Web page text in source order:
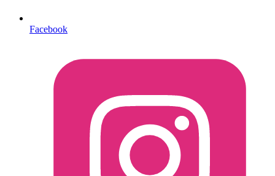
Facebook